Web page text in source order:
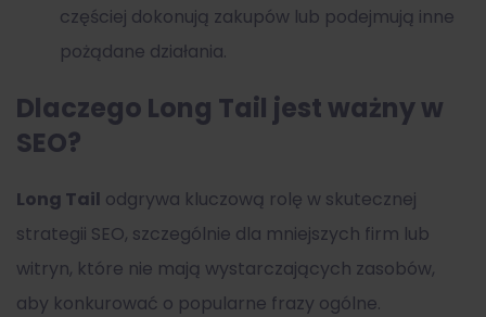
częściej dokonują zakupów lub podejmują inne
pożądane działania.
Dlaczego Long Tail jest ważny w
SEO?
Long Tail odgrywa kluczową rolę w skutecznej
strategii SEO, szczególnie dla mniejszych firm lub
witryn, które nie mają wystarczających zasobów,
aby konkurować o popularne frazy ogólne.